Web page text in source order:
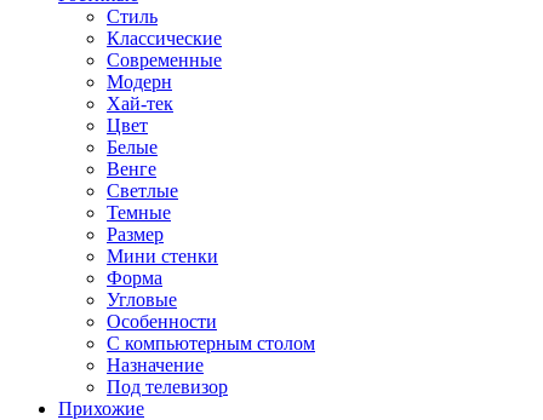
Стиль
Классические
Современные
Модерн
Хай-тек
Цвет
Белые
Венге
Светлые
Темные
Размер
Мини стенки
Форма
Угловые
Особенности
С компьютерным столом
Назначение
Под телевизор
Прихожие